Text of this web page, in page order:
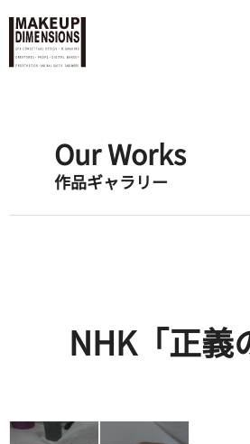
Our Works
作品ギャラリー
NHK「正義